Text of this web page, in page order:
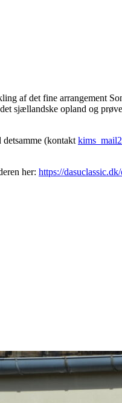
af det fine arrangement
sjællandske opland og
(kontakt
her: https://